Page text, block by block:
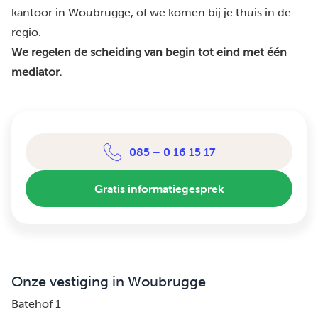
kantoor in Woubrugge, of we komen bij je thuis in de
regio.
We regelen de scheiding van begin tot eind met één
mediator.
085 – 0 16 15 17
Gratis informatiegesprek
Onze vestiging in Woubrugge
Batehof 1